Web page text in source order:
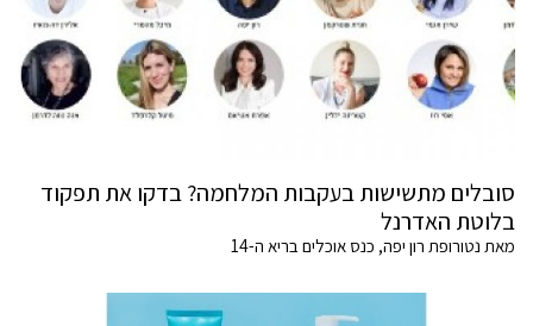
סובלים מתשישות בעקבות המלחמה? בדקו את תפקוד
בלוטת האדרנל
מאת נטורופת רון יפה, כנס אוכלים בריא ה-14